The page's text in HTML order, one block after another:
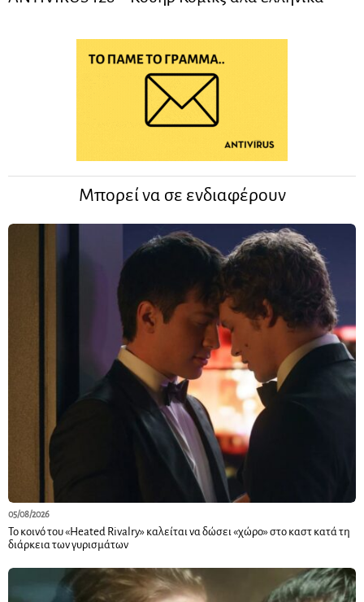
Μπορεί να σε ενδιαφέρουν
05/08/2026
Το κοινό του «Heated Rivalry» καλείται να δώσει «χώρο» στο καστ κατά τη
διάρκεια των γυρισμάτων